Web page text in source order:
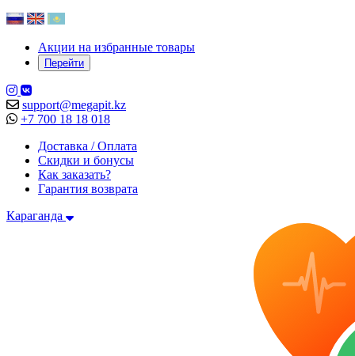
Акции на избранные товары
Перейти
support@megapit.kz
+7 700 18 18 018
Доставка / Оплата
Скидки и бонусы
Как заказать?
Гарантия возврата
Караганда